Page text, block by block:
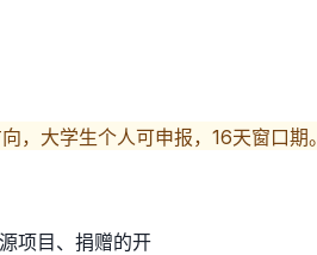
，大学生个人可申报，16天窗口期。
项目、捐赠的开